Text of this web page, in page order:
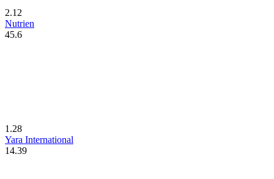
2.12
Nutrien
45.6
1.28
Yara International
14.39